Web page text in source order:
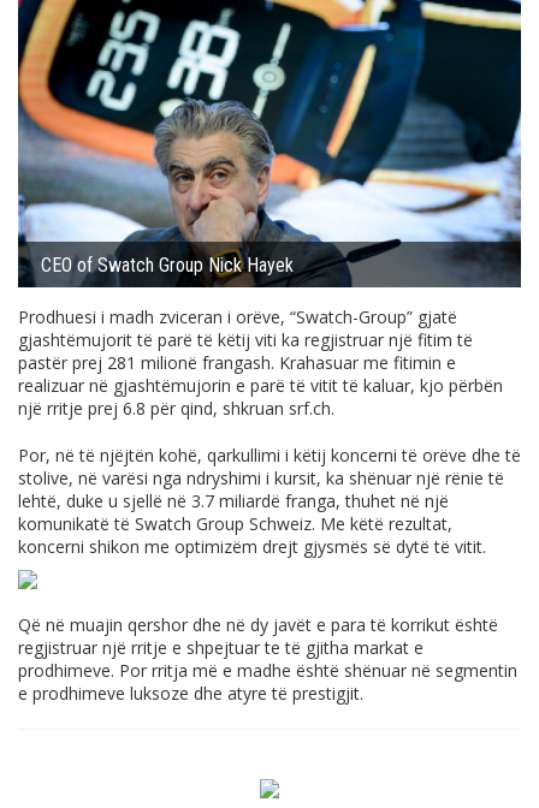
CEO of Swatch Group Nick Hayek
Prodhuesi i madh zviceran i orëve, “Swatch-Group” gjatë
gjashtëmujorit të parë të këtij viti ka regjistruar një fitim të
pastër prej 281 milionë frangash. Krahasuar me fitimin e
realizuar në gjashtëmujorin e parë të vitit të kaluar, kjo përbën
një rritje prej 6.8 për qind, shkruan srf.ch.
Por, në të njëjtën kohë, qarkullimi i këtij koncerni të orëve dhe të
stolive, në varësi nga ndryshimi i kursit, ka shënuar një rënie të
lehtë, duke u sjellë në 3.7 miliardë franga, thuhet në një
komunikatë të Swatch Group Schweiz. Me këtë rezultat,
koncerni shikon me optimizëm drejt gjysmës së dytë të vitit.
Që në muajin qershor dhe në dy javët e para të korrikut është
regjistruar një rritje e shpejtuar te të gjitha markat e
prodhimeve. Por rritja më e madhe është shënuar në segmentin
e prodhimeve luksoze dhe atyre të prestigjit.